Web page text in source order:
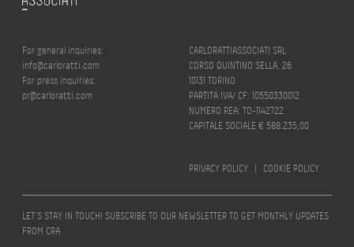
For general inquiries:
info@carloratti.com
For press inquiries:
pr@carloratti.com
CARLORATTIASSOCIATI SRL
CORSO QUINTINO SELLA, 26
10131 TORINO
PARTITA IVA/ CF: 10550330012
NUMERO REA: TO-1142722
CAPITALE SOCIALE € 588.235,00
PRIVACY POLICY | COOKIE POLICY
LET’S STAY IN TOUCH! SUBSCRIBE TO OUR NEWSLETTER TO GET MONTHLY UPDATES
FROM CRA